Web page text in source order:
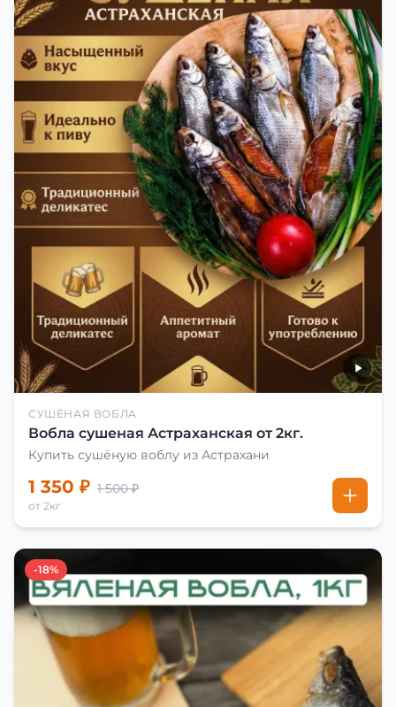
СУШЁНАЯ ВОБЛА
Вобла сушеная Астраханская от 2кг.
Купить сушёную воблу из Астрахани
1 350 ₽ 1 500 ₽
от 2кг
-18%